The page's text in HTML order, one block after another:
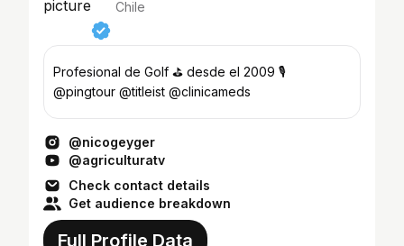
Chile
Profesional de Golf ⛳ desde el 2009 🎙️
@pingtour @titleist @clinicameds
@nicogeyger
@agriculturatv
Check contact details
Get audience breakdown
Full Profile Data